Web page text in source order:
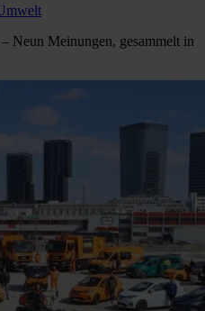
Neun Meinungen, gesammelt in